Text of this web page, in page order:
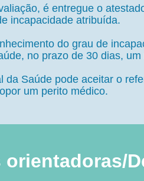
é entregue o
incapacidade atribuída.
do grau de
no prazo de 30 dias,
da Saúde pode aceitar o
um perito médico.
orientadoras/